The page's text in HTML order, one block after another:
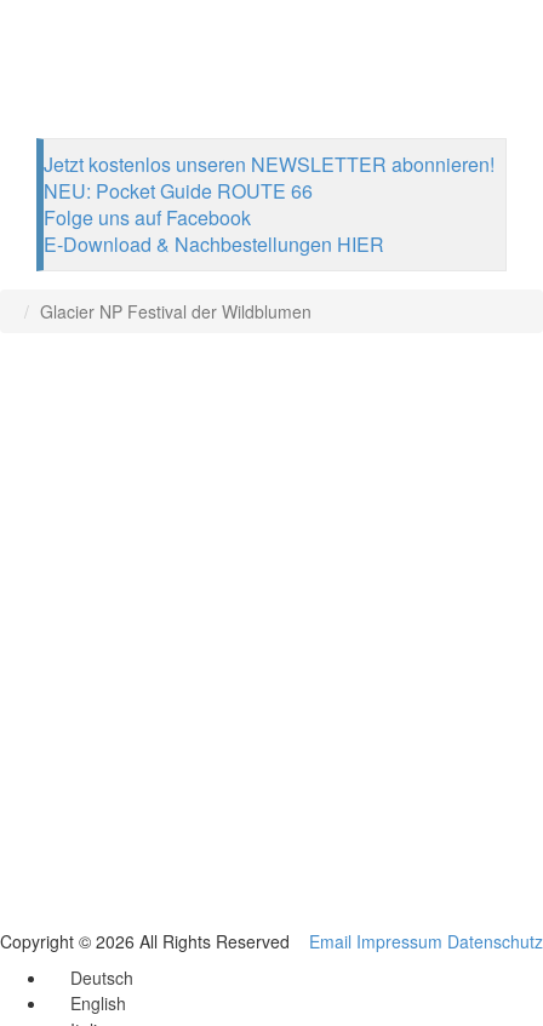
Jetzt kostenlos unseren NEWSLETTER abonnieren!
NEU: Pocket Guide ROUTE 66
Folge uns auf Facebook
E-Download & Nachbestellungen HIER
Glacier NP Festival der Wildblumen
Copyright © 2026 All Rights Reserved Email Impressum Datenschutz
Deutsch
English